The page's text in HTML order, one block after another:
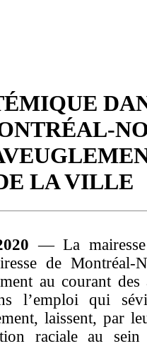
LA VILLE
— La
de Montréal-
au courant des
l’emploi qui
laissent, par
raciale au sein